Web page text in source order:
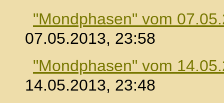
"Mondphasen" vom
07.05.2013, 23:58
"Mondphasen" vom
14.05.2013, 23:48